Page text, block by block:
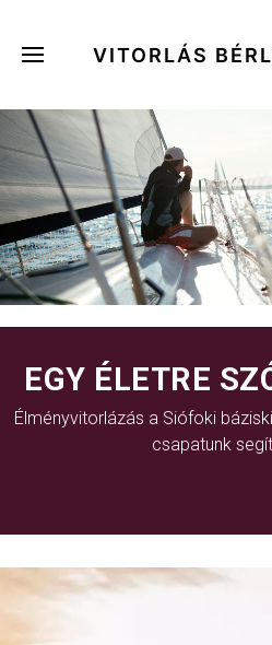
VITORLÁS
EGY ÉLETRE
Élményvitorlázás a Siófoki
csapatunk